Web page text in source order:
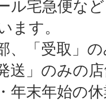
急便など
ます。
受取」の
のみの店
年末年始の